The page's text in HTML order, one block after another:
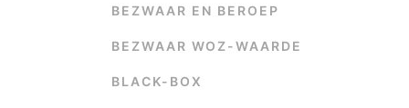
BEZWAAR EN BEROEP
BEZWAAR WOZ-WAARDE
BLACK-BOX